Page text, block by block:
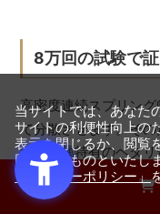
8万回の試験で
高密度連続スプリング
で分散させます。そ
ず、金属特有のヘタ
性が非常に優れてい
当サイトでは、あなた
サイトの利便性向上の
表示を閉じるか、閲覧
同意するものといたし
ライバシーポリシー」